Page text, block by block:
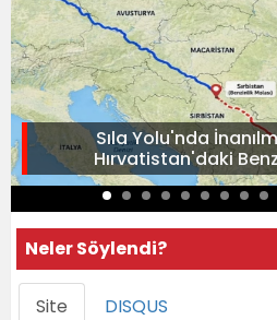
Sıla Yolu'nda
Hırvatistan'daki
Neler Söylendi?
Site DISQUS